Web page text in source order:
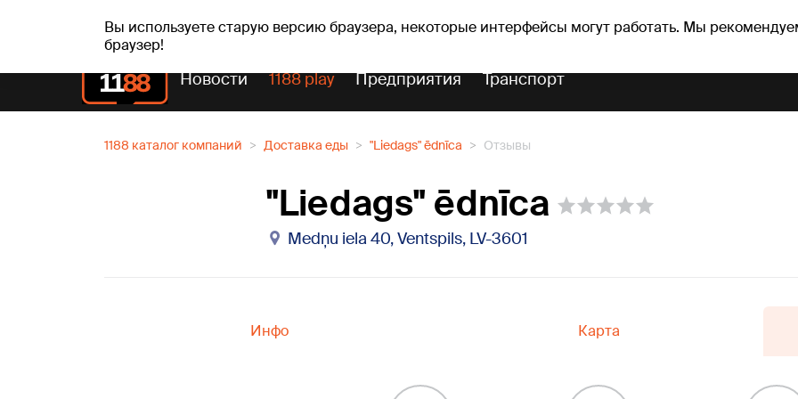
Вы используете старую версию браузера, некоторые интерфейсы могут работать. Мы
браузер!
сб, 08.08.2026. +15°C Mudīte, Vladislava, Vladislavs Прогноз погоды Гороскопы
Новости 1188 play Предприятия Транспорт
1188 каталог компаний Доставка еды "Liedags" ēdnīca Отзывы
"Liedags" ēdnīca
Medņu iela 40, Ventspils, LV-3601
Инфо Карта